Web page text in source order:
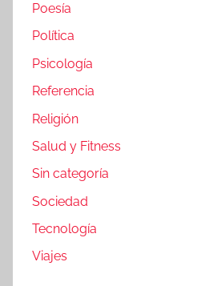
Poesía
Política
Psicología
Referencia
Religión
Salud y Fitness
Sin categoría
Sociedad
Tecnología
Viajes